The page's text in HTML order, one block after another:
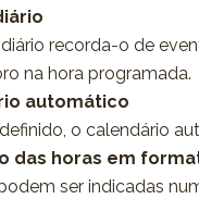
recorda-o de
na hora programada.
automático
o calendário
das horas em
ser indicadas